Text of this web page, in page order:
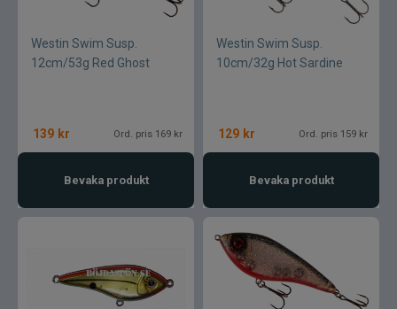
Westin Swim Susp.
12cm/53g Red Ghost
139 kr Ord. pris 169 kr
Bevaka produkt
Westin Swim Susp.
10cm/32g Hot Sardine
129 kr Ord. pris 159 kr
Bevaka produkt